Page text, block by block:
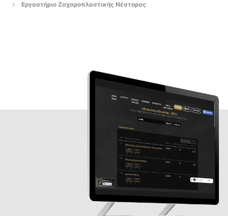
Εργαστήριο Ζαχαροπλαστικής Νέστορας